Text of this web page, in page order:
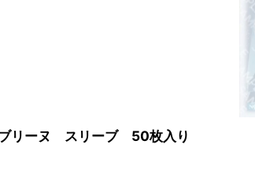
ブリーヌ スリーブ 50枚入り